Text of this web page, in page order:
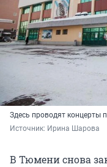
Здесь проводят концерты
Источник: Ирина Шарова
В Тюмени снова